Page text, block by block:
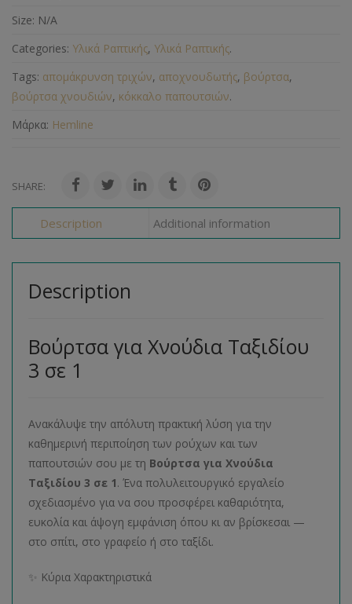
Size: N/A
Categories: Υλικά Ραπτικής, Υλικά Ραπτικής.
Tags: απομάκρυνση τριχών, αποχνουδωτής, βούρτσα,
βούρτσα χνουδιών, κόκκαλο παπουτσιών.
Μάρκα: Hemline
SHARE:
Description Additional information
Description
Βούρτσα για Χνούδια Ταξιδίου
3 σε 1
Ανακάλυψε την απόλυτη πρακτική λύση για την
καθημερινή περιποίηση των ρούχων και των
παπουτσιών σου με τη Βούρτσα για Χνούδια
Ταξιδίου 3 σε 1. Ένα πολυλειτουργικό εργαλείο
σχεδιασμένο για να σου προσφέρει καθαριότητα,
ευκολία και άψογη εμφάνιση όπου κι αν βρίσκεσαι —
στο σπίτι, στο γραφείο ή στο ταξίδι.
✨ Κύρια Χαρακτηριστικά